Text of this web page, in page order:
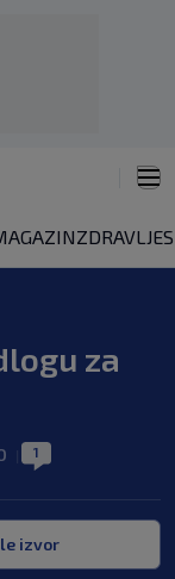
ZDRAVLJE
za
1
izvor